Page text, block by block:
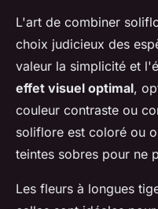
L'art de combiner
choix judicieux des
valeur la simplicité et
effet visuel optimal,
couleur contraste ou
soliflore est coloré ou
teintes sobres pour ne
Les fleurs à longues